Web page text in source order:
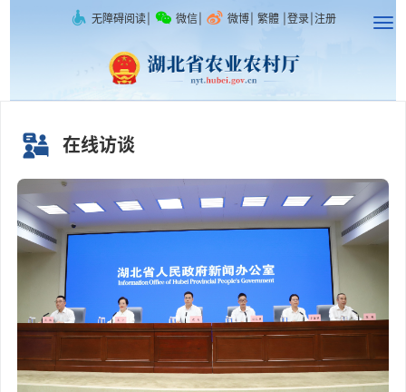
无障碍阅读 微信 微博 繁體 登录 注册
在线访谈